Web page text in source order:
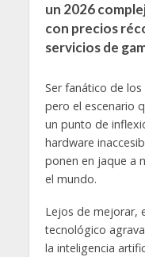
un 2026
con precios
servicios de
Ser fanático de los
pero el escenario
un punto de
hardware
ponen en jaque a
el mundo.
Lejos de mejorar,
tecnológico
la inteligencia